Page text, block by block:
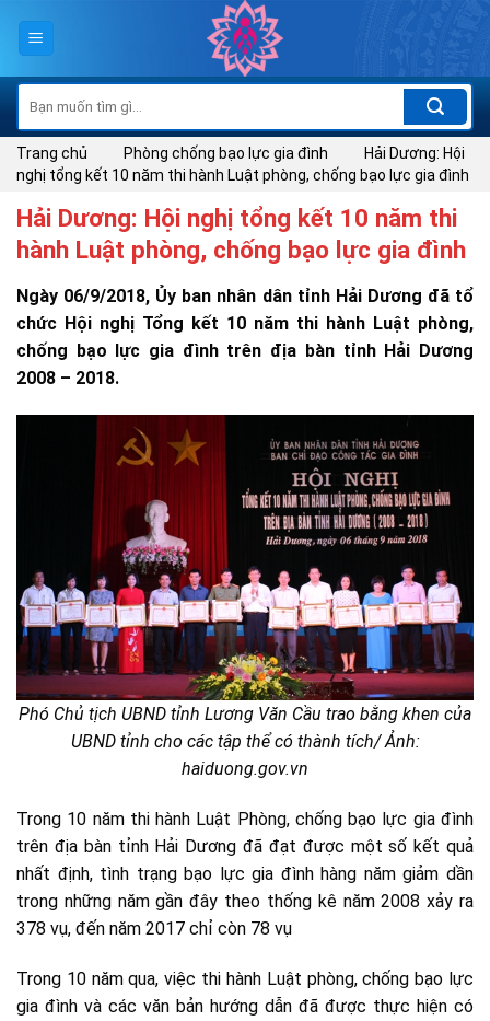
kiếm:
Trang chủ Phòng chống bạo lực gia đình
Hải Dương: Hội
nghị tổng kết 10 năm thi hành Luật phòng, chống bạo lực gia đình
Hải Dương: Hội nghị tổng kết 10 năm thi
hành Luật phòng, chống bạo lực gia đình
Ngày 06/9/2018, Ủy ban nhân dân tỉnh Hải Dương đã tổ
chức Hội nghị Tổng kết 10 năm thi hành Luật phòng,
chống bạo lực gia đình trên địa bàn tỉnh Hải Dương
2008 – 2018.
Phó Chủ tịch UBND tỉnh Lương Văn Cầu trao bằng khen của
UBND tỉnh cho các tập thể có thành tích/ Ảnh:
haiduong.gov.vn
Trong 10 năm thi hành Luật Phòng, chống bạo lực gia đình
trên địa bàn tỉnh Hải Dương đã đạt được một số kết quả
nhất định, tình trạng bạo lực gia đình hàng năm giảm dần
trong những năm gần đây theo thống kê năm 2008 xảy ra
378 vụ, đến năm 2017 chỉ còn 78 vụ
Trong 10 năm qua, việc thi hành Luật phòng, chống bạo lực
gia đình và các văn bản hướng dẫn đã được thực hiện có